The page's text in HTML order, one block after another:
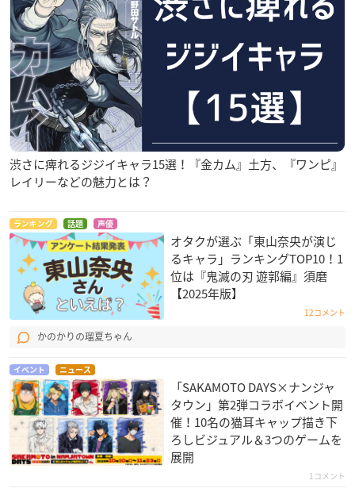
渋さに痺れるジジイキャラ15選！『金カム』土方、『ワンピ』
レイリーなどの魅力とは？
ランキング 話題 声優
オタクが選ぶ「東山奈央が演じ
るキャラ」ランキングTOP10！1
位は『鬼滅の刃 遊郭編』須磨
【2025年版】
12コメント
かのかりの瑠夏ちゃん
イベント ニュース
「SAKAMOTO DAYS×ナンジャ
タウン」第2弾コラボイベント開
催！10名の猫耳キャップ描き下
ろしビジュアル＆3つのゲームを
展開
1コメント